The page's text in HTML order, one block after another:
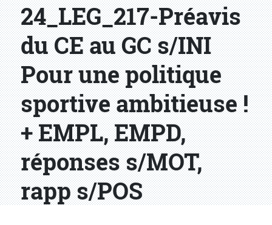
24_LEG_217-Préavis
du CE au GC s/INI
Pour une politique
sportive ambitieuse !
+ EMPL, EMPD,
réponses s/MOT,
rapp s/POS